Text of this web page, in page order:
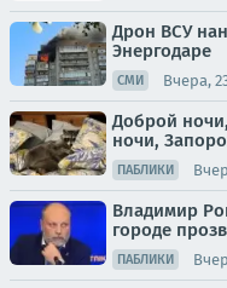
Дрон ВСУ
Энергодаре
СМИ Вчера,
Доброй
ночи,
ПАБЛИКИ
Владимир
городе
ПАБЛИКИ